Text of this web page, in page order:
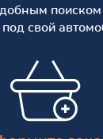
под свой